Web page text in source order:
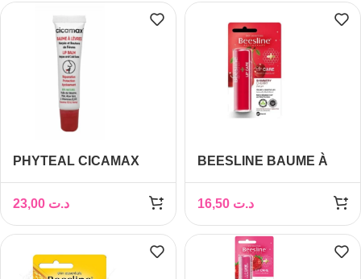
PHYTEAL CICAMAX
15ML
د.ت
BEESLINE BAUME À
د.ت